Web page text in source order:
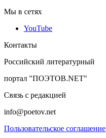
Мы в сетях
YouTube
Контакты
Российский литературный
портал "ПОЭТОВ.NET"
Связь с редакцией
info@poetov.net
Пользовательское соглашение